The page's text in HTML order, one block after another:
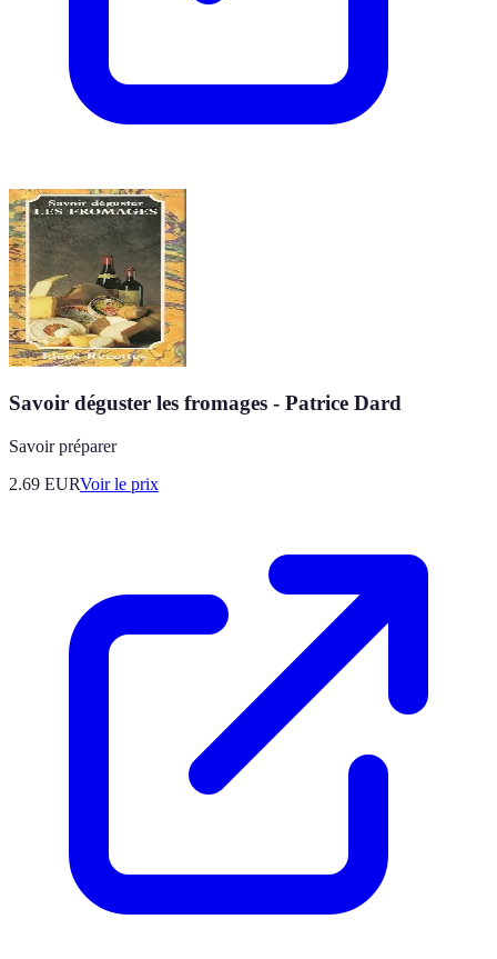
Savoir déguster les fromages - Patrice Dard
Savoir préparer
2.69 EURVoir le prix